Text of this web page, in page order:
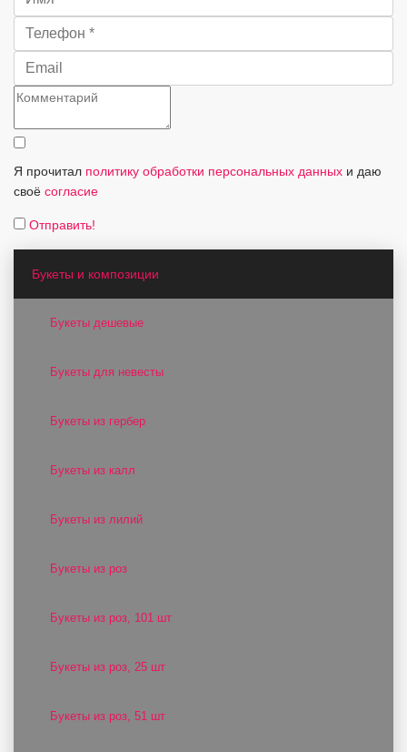
Я прочитал политику обработки персональных данных и даю
своё согласие
Отправить!
Букеты и композиции
Букеты дешевые
Букеты для невесты
Букеты из гербер
Букеты из калл
Букеты из лилий
Букеты из роз
Букеты из роз, 101 шт
Букеты из роз, 25 шт
Букеты из роз, 51 шт